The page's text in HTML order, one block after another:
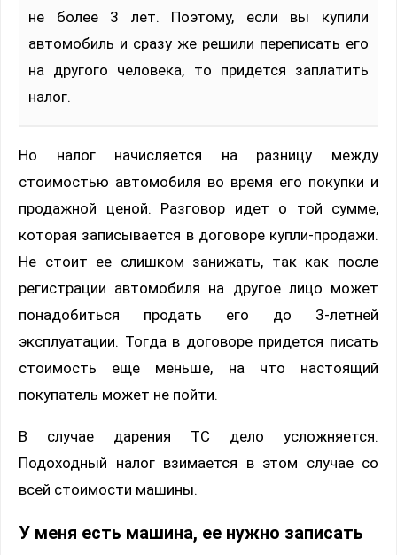
не более 3 лет. Поэтому, если вы купили
автомобиль и сразу же решили переписать его
на другого человека, то придется заплатить
налог.
Но налог начисляется на разницу между
стоимостью автомобиля во время его покупки и
продажной ценой. Разговор идет о той сумме,
которая записывается в договоре купли-продажи.
Не стоит ее слишком занижать, так как после
регистрации автомобиля на другое лицо может
понадобиться продать его до 3-летней
эксплуатации. Тогда в договоре придется писать
стоимость еще меньше, на что настоящий
покупатель может не пойти.
В случае дарения ТС дело усложняется.
Подоходный налог взимается в этом случае со
всей стоимости машины.
У меня есть машина, ее нужно записать